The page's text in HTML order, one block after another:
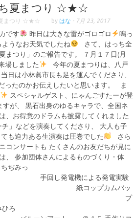
夏まつり ☆★☆
まつり ☆★☆ by はな - 7月 23, 2017
です 昨日は大きな雷がゴロゴロ
鳴っ
うなお天気でしたね
さて、はっち全
まつり」のご報告です。 ７月１７日(月
場しました
今年の夏まつりは、八戸
日は小林眞市長も足を運んでくださり、
ったのかお伝えしたいと思います。 ま
スペシャルゲスト、にゃんごすたーが登
が、 黒石出身のゆるキャラで、全国ネ
、お得意のドラムも披露してくれました
」などを演奏してくださり、 大人も子
も迫力ある生演奏は圧巻でした
さら
コンサートも たくさんのお友だちが見に
、 参加団体さんによるものづくり・体
ぢみっ
よる発電実験
コップカムバッ
レーパーク プ
ろ